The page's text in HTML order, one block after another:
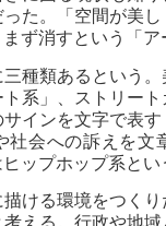
た。「空間が美
ず消すという「
種類あるという
系」、ストリー
インを文字で表
社会への訴えを文
ップホップ系とい
描ける環境をつく
える。行政や地